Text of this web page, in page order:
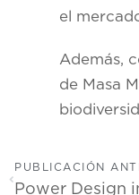
el
Además,
de Masa
PUBLICACIÓN